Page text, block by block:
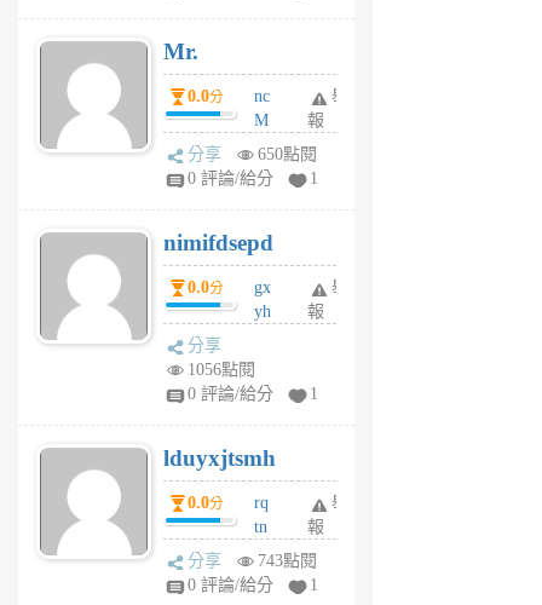
Mr.
0.0分
nc
M
U
F
U
5
個
月
舉
報
分享
650點閱
0 評論/給分
1
nimifdsepd
0.0分
gx
yh
jl
月
前
舉
報
分享
1056點閱
0 評論/給分
1
lduyxjtsmh
0.0分
rq
tn
jt
gl
舉
報
分享
743點閱
0 評論/給分
1